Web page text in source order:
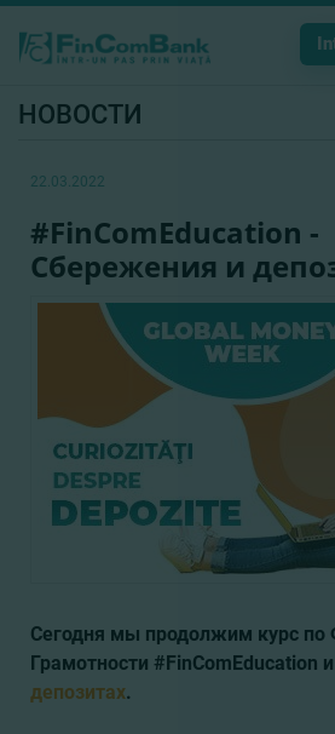
НОВОСТИ
22.03.2022
#FinComEducation -
Сбережения и
Сегодня мы продолжим курс по
Грамотности #FinComEducation
депозитах.